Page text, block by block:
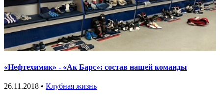
«Нефтехимик» - «Ак Барс»: состав нашей команды
26.11.2018 • Клубная жизнь